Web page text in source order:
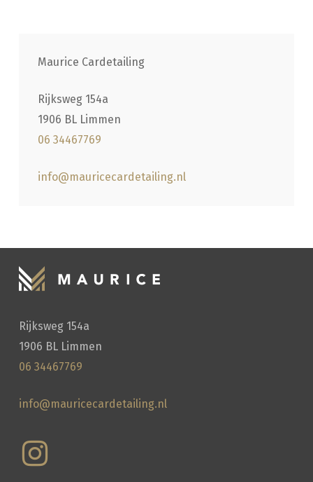
Maurice Cardetailing
Rijksweg 154a
1906 BL Limmen
06 34467769
info@mauricecardetailing.nl
Rijksweg 154a
1906 BL Limmen
06 34467769
info@mauricecardetailing.nl